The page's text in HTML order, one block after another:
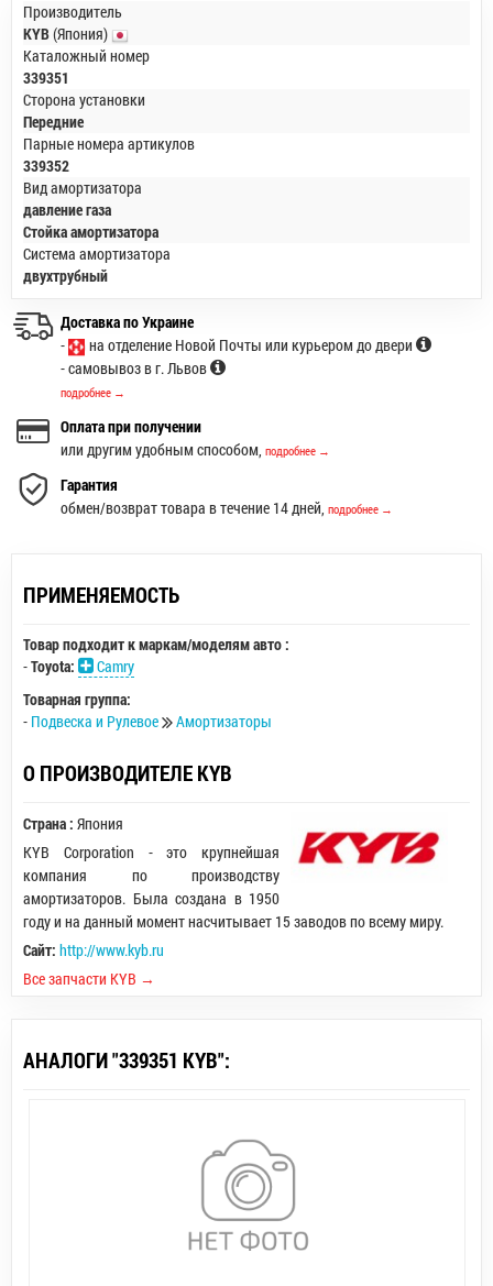
Производитель
KYB(Япония)
Каталожный номер
339351
Сторона установки
Передние
Парные номера артикулов
339352
Вид амортизатора
давление газа
Стойка амортизатора
Система амортизатора
двухтрубный
Доставка по Украине
-
на отделение Новой Почты или курьером до двери
- самовывоз в г. Львов
подробнее →
Оплата при получении
или другим удобным способом, подробнее →
Гарантия
обмен/возврат товара в течение 14 дней, подробнее →
ПРИМЕНЯЕМОСТЬ
Товар подходит к маркам/моделям авто :
-Toyota:
Camry
Товарная группа:
- Подвеска и Рулевое Амортизаторы
О ПРОИЗВОДИТЕЛЕ KYB
Страна : Япония
KYB Corporation - это крупнейшая
компания по производству
амортизаторов. Была создана в 1950
году и на данный момент насчитывает 15 заводов по всему миру.
Сайт: http://www.kyb.ru
Все запчасти KYB →
АНАЛОГИ "339351 KYB":